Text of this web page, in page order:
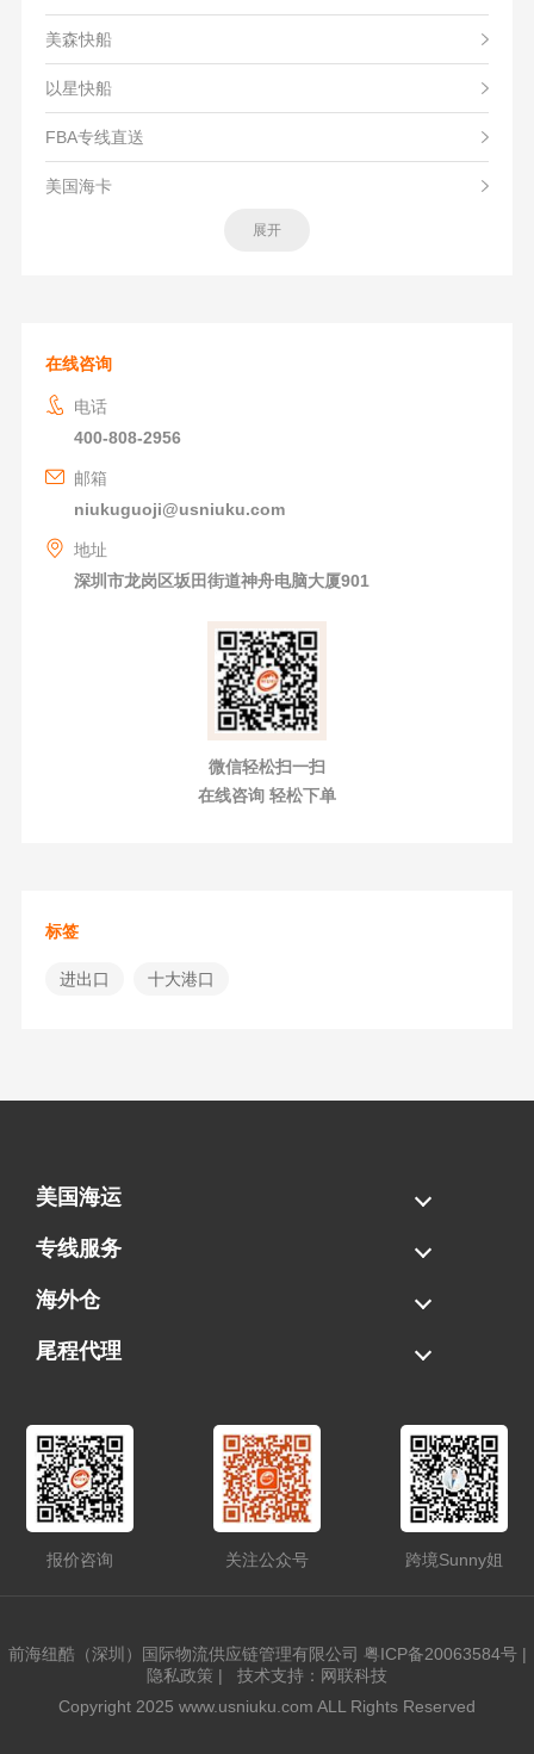
美森快船
以星快船
FBA专线直送
美国海卡
展开
在线咨询
电话
400-808-2956
邮箱
niukuguoji@usniuku.com
地址
深圳市龙岗区坂田街道神舟电脑大厦901
微信轻松扫一扫
在线咨询 轻松下单
标签
进出口 十大港口
美国海运
海运拼柜
海运整柜
美国海卡
加拿大海运
专线服务
FBA专线直送
超大件专线
AWD专线
电池专线
海外仓
一件代发
FBA中转
贴标换标
拆柜/存储
尾程代理
报价咨询 关注公众号 跨境Sunny姐
前海纽酷（深圳）国际物流供应链管理有限公司 粤ICP备20063584号|
隐私政策 |
技术支持：网联科技
Copyright 2025 www.usniuku.com ALL Rights Reserved